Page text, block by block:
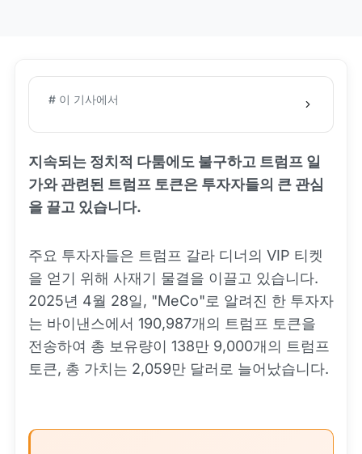
# 이 기사에서
지속되는 정치적 다툼에도 불구하고 트럼프 일
가와 관련된 트럼프 토큰은 투자자들의 큰 관심
을 끌고 있습니다.
주요 투자자들은 트럼프 갈라 디너의 VIP 티켓
을 얻기 위해 사재기 물결을 이끌고 있습니다.
2025년 4월 28일, "MeCo"로 알려진 한 투자자
는 바이낸스에서 190,987개의 트럼프 토큰을
전송하여 총 보유량이 138만 9,000개의 트럼프
토큰, 총 가치는 2,059만 달러로 늘어났습니다.